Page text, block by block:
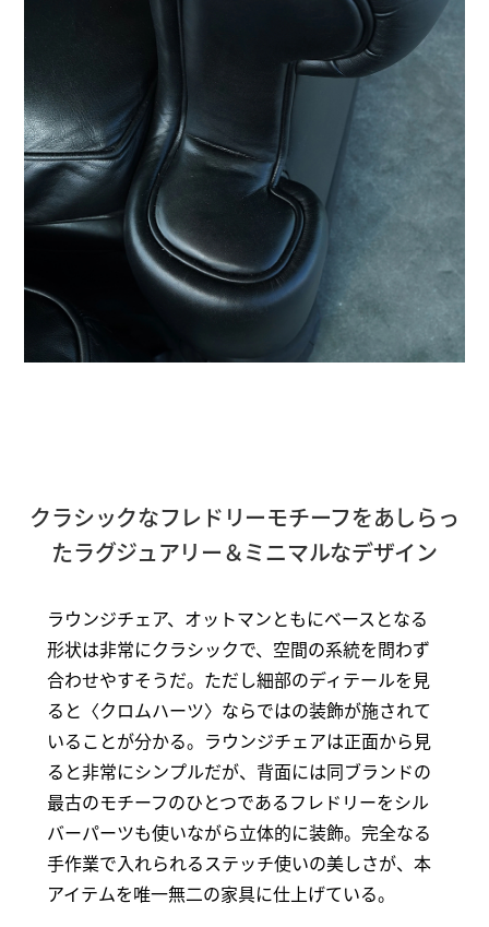
クラシックなフレドリーモチーフをあしらっ
たラグジュアリー＆ミニマルなデザイン
ラウンジチェア、オットマンともにベースとなる
形状は非常にクラシックで、空間の系統を問わず
合わせやすそうだ。ただし細部のディテールを見
ると〈クロムハーツ〉ならではの装飾が施されて
いることが分かる。ラウンジチェアは正面から見
ると非常にシンプルだが、背面には同ブランドの
最古のモチーフのひとつであるフレドリーをシル
バーパーツも使いながら立体的に装飾。完全なる
手作業で入れられるステッチ使いの美しさが、本
アイテムを唯一無二の家具に仕上げている。